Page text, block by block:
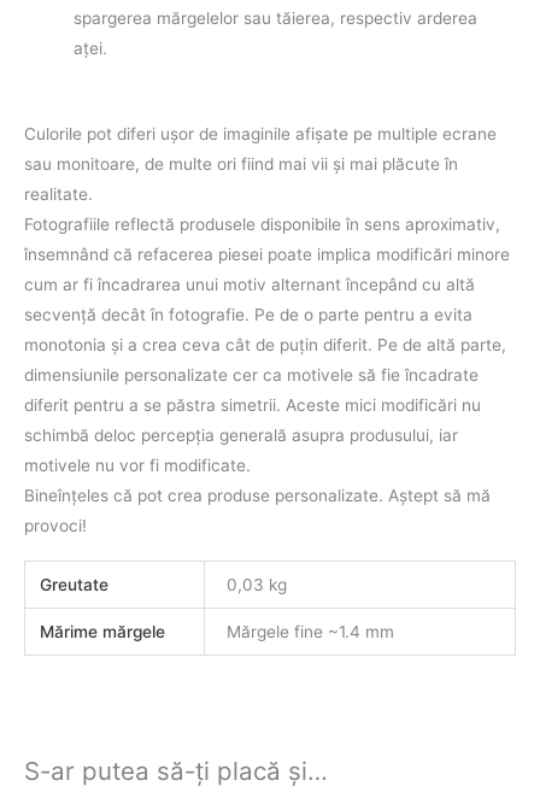
spargerea mărgelelor sau tăierea, respectiv arderea
aţei.
Culorile pot diferi uşor de imaginile afişate pe multiple ecrane
sau monitoare, de multe ori fiind mai vii şi mai plăcute în
realitate.
Fotografiile reflectă produsele disponibile în sens aproximativ,
însemnând că refacerea piesei poate implica modificări minore
cum ar fi încadrarea unui motiv alternant începând cu altă
secvenţă decât în fotografie. Pe de o parte pentru a evita
monotonia şi a crea ceva cât de puţin diferit. Pe de altă parte,
dimensiunile personalizate cer ca motivele să fie încadrate
diferit pentru a se păstra simetrii. Aceste mici modificări nu
schimbă deloc percepţia generală asupra produsului, iar
motivele nu vor fi modificate.
Bineînţeles că pot crea produse personalizate. Aştept să mă
provoci!
Greutate 0,03 kg
Mărime mărgele Mărgele fine ~1.4 mm
S-ar putea să-ți placă și…